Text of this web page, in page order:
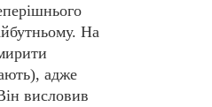
На
адже
висловив